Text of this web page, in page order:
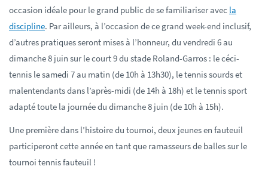
occasion idéale pour le grand public de se familiariser avec la
discipline. Par ailleurs, à l’occasion de ce grand week-end inclusif,
d’autres pratiques seront mises à l’honneur, du vendredi 6 au
dimanche 8 juin sur le court 9 du stade Roland-Garros : le céci-
tennis le samedi 7 au matin (de 10h à 13h30), le tennis sourds et
malentendants dans l’après-midi (de 14h à 18h) et le tennis sport
adapté toute la journée du dimanche 8 juin (de 10h à 15h).
Une première dans l’histoire du tournoi, deux jeunes en fauteuil
participeront cette année en tant que ramasseurs de balles sur le
tournoi tennis fauteuil !